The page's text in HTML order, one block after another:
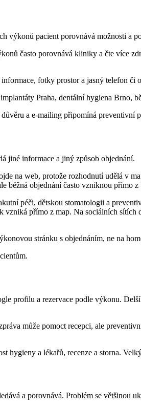
výkonů pacient porovnává možnosti a
často porovnává kliniky a čte více
fotky prostor a jasný telefon či
Praha, dentální hygiena Brno,
a e-mailing připomíná preventivní
jiné informace a jiný způsob objednání.
na web, protože rozhodnutí udělá v
objednání často vzniknou přímo z
péči, dětskou stomatologii a
přímo z map. Na sociálních
stránku s objednáním, ne na
profilu a rezervace podle výkonu.
může pomoct recepci, ale
hygieny a lékařů, recenze a storna.
a porovnává. Problém se většinou